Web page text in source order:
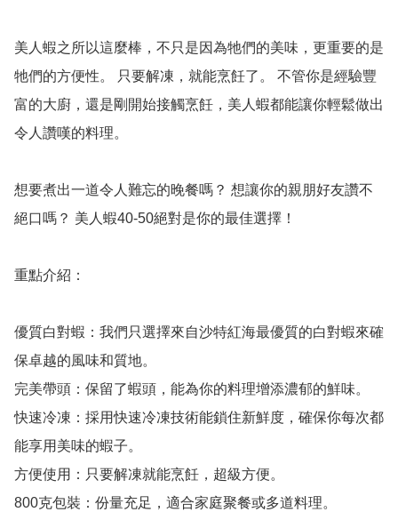
美人蝦之所以這麼棒，不只是因為牠們的美味，更重要的是
牠們的方便性。 只要解凍，就能烹飪了。 不管你是經驗豐
富的大廚，還是剛開始接觸烹飪，美人蝦都能讓你輕鬆做出
令人讚嘆的料理。
想要煮出一道令人難忘的晚餐嗎？ 想讓你的親朋好友讚不
絕口嗎？ 美人蝦40-50絕對是你的最佳選擇！
重點介紹：
優質白對蝦：我們只選擇來自沙特紅海最優質的白對蝦來確
保卓越的風味和質地。
完美帶頭：保留了蝦頭，能為你的料理增添濃郁的鮮味。
快速冷凍：採用快速冷凍技術能鎖住新鮮度，確保你每次都
能享用美味的蝦子。
方便使用：只要解凍就能烹飪，超級方便。
800克包裝：份量充足，適合家庭聚餐或多道料理。